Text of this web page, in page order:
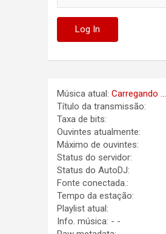
Música atual:Carregando ...
Título da transmissão:
Taxa de bits:
Ouvintes atualmente:
Máximo de ouvintes:
Status do servidor:
Status do AutoDJ:
Fonte conectada.:
Tempo da estação:
Playlist atual:
Info. música: - -